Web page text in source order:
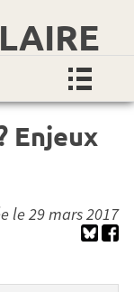
Enjeux
le 29 mars 2017